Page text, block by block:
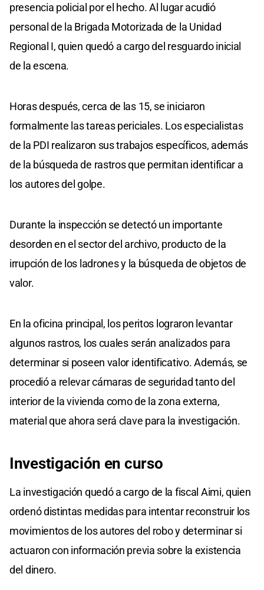
presencia policial por el hecho. Al lugar acudió
personal de la Brigada Motorizada de la Unidad
Regional I, quien quedó a cargo del resguardo inicial
de la escena.
Horas después, cerca de las 15, se iniciaron
formalmente las tareas periciales. Los especialistas
de la PDI realizaron sus trabajos específicos, además
de la búsqueda de rastros que permitan identificar a
los autores del golpe.
Durante la inspección se detectó un importante
desorden en el sector del archivo, producto de la
irrupción de los ladrones y la búsqueda de objetos de
valor.
En la oficina principal, los peritos lograron levantar
algunos rastros, los cuales serán analizados para
determinar si poseen valor identificativo. Además, se
procedió a relevar cámaras de seguridad tanto del
interior de la vivienda como de la zona externa,
material que ahora será clave para la investigación.
Investigación en curso
La investigación quedó a cargo de la fiscal Aimi, quien
ordenó distintas medidas para intentar reconstruir los
movimientos de los autores del robo y determinar si
actuaron con información previa sobre la existencia
del dinero.